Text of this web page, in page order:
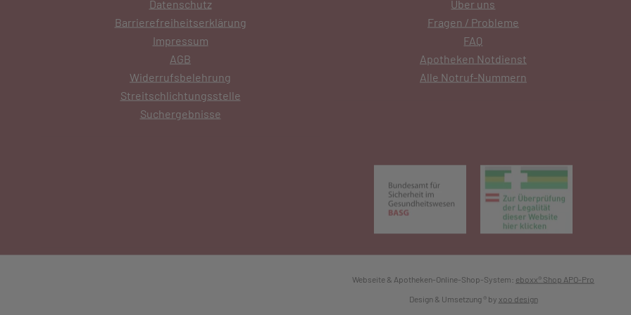
Datenschutz
Barrierefreiheitserklärung
Impressum
AGB
Widerrufsbelehrung
Streitschlichtungsstelle
Suchergebnisse
Über uns
Fragen / Probleme
FAQ
Apotheken Notdienst
Alle Notruf-Nummern
(öffnet in neuem Tab)
Webseite & Apotheken-Online-Shop-System: eboxx® Shop APO-Pro
Design & Umsetzung® by xoo design